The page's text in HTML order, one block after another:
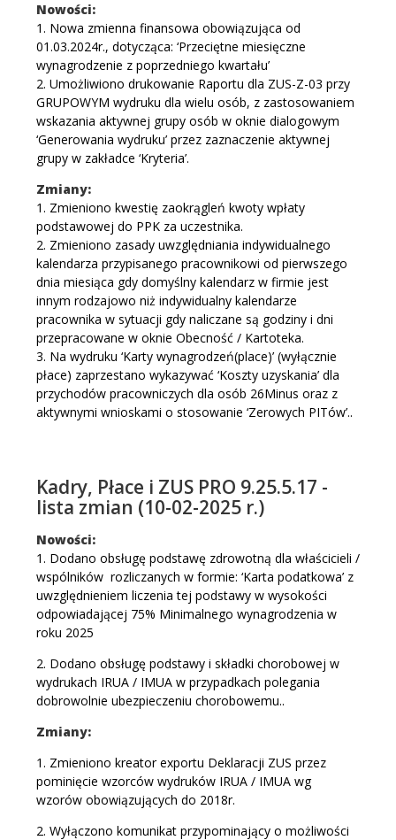
Nowości:
1. Nowa zmienna finansowa obowiązująca od
01.03.2024r., dotycząca: ‘Przeciętne miesięczne
wynagrodzenie z poprzedniego kwartału’
2. Umożliwiono drukowanie Raportu dla ZUS-Z-03 przy
GRUPOWYM wydruku dla wielu osób, z zastosowaniem
wskazania aktywnej grupy osób w oknie dialogowym
‘Generowania wydruku’ przez zaznaczenie aktywnej
grupy w zakładce ‘Kryteria’.
Zmiany:
1. Zmieniono kwestię zaokrągleń kwoty wpłaty
podstawowej do PPK za uczestnika.
2. Zmieniono zasady uwzględniania indywidualnego
kalendarza przypisanego pracownikowi od pierwszego
dnia miesiąca gdy domyślny kalendarz w firmie jest
innym rodzajowo niż indywidualny kalendarze
pracownika w sytuacji gdy naliczane są godziny i dni
przepracowane w oknie Obecność / Kartoteka.
3. Na wydruku ‘Karty wynagrodzeń(place)’ (wyłącznie
płace) zaprzestano wykazywać ‘Koszty uzyskania’ dla
przychodów pracowniczych dla osób 26Minus oraz z
aktywnymi wnioskami o stosowanie ‘Zerowych PITów’..
Kadry, Płace i ZUS PRO 9.25.5.17 -
lista zmian (10-02-2025 r.)
Nowości:
1. Dodano obsługę podstawę zdrowotną dla właścicieli /
wspólników rozliczanych w formie: ‘Karta podatkowa’ z
uwzględnieniem liczenia tej podstawy w wysokości
odpowiadającej 75% Minimalnego wynagrodzenia w
roku 2025
2. Dodano obsługę podstawy i składki chorobowej w
wydrukach IRUA / IMUA w przypadkach polegania
dobrowolnie ubezpieczeniu chorobowemu..
Zmiany:
1. Zmieniono kreator exportu Deklaracji ZUS przez
pominięcie wzorców wydruków IRUA / IMUA wg
wzorów obowiązujących do 2018r.
2. Wyłączono komunikat przypominający o możliwości